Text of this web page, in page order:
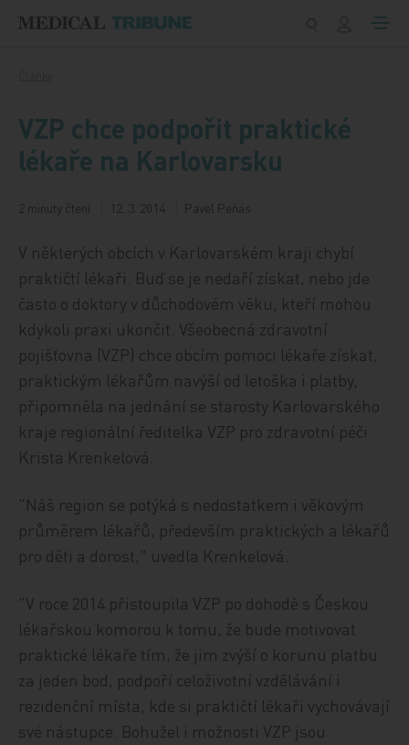
VZP chce podpořit praktické
lékaře na Karlovarsku
2 minuty čtení 12. 3. 2014 Pavel Peňás
V některých obcích v Karlovarském kraji chybí
praktičtí lékaři. Buď se je nedaří získat, nebo jde
často o doktory v důchodovém věku, kteří mohou
kdykoli praxi ukončit. Všeobecná zdravotní
pojišťovna (VZP) chce obcím pomoci lékaře získat,
praktickým lékařům navýší od letoška i platby,
připomněla na jednání se starosty Karlovarského
kraje regionální ředitelka VZP pro zdravotní péči
Krista Krenkelová.
"Náš region se potýká s nedostatkem i věkovým
průměrem lékařů, především praktických a lékařů
pro děti a dorost," uvedla Krenkelová.
"V roce 2014 přistoupila VZP po dohodě s Českou
lékařskou komorou k tomu, že bude motivovat
praktické lékaře tím, že jim zvýší o korunu platbu
za jeden bod, podpoří celoživotní vzdělávání i
rezidenční místa, kde si praktičtí lékaři vychovávají
své nástupce. Bohužel i možnosti VZP jsou